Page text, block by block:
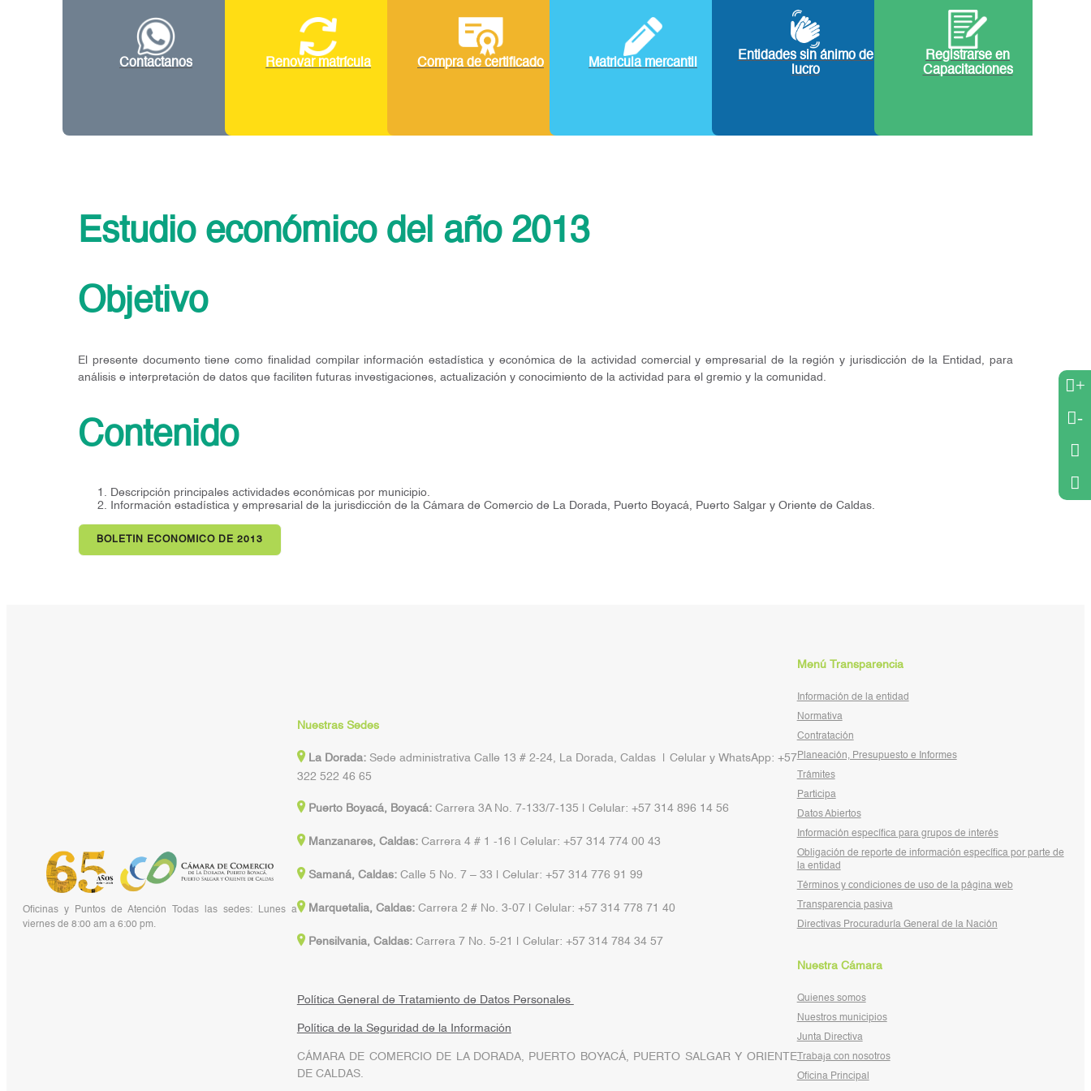
Contactanos Renovar matrícula Compra de certificado Matricula mercantil
Entidades sin ánimo de
lucro
Registrarse en
Capacitaciones
Estudio económico del año 2013
Objetivo
El presente documento tiene como finalidad compilar información estadística y económica de la actividad comercial y empresarial de la región y jurisdicción de la Entidad, para
análisis e interpretación de datos que faciliten futuras investigaciones, actualización y conocimiento de la actividad para el gremio y la comunidad.
Contenido
Descripción principales actividades económicas por municipio.
Información estadística y empresarial de la jurisdicción de la Cámara de Comercio de La Dorada, Puerto Boyacá, Puerto Salgar y Oriente de Caldas.
BOLETIN ECONOMICO DE 2013
+
-
Oficinas y Puntos de Atención Todas las sedes: Lunes a
viernes de 8:00 am a 6:00 pm.
Nuestras Sedes
La Dorada:Sede administrativa Calle 13 # 2-24, La Dorada, Caldas | Celular y WhatsApp: +57
322 522 46 65
Puerto Boyacá, Boyacá:Carrera 3A No. 7-133/7-135 | Celular: +57 314 896 14 56
Manzanares, Caldas:Carrera 4 # 1 -16 | Celular: +57 314 774 00 43
Samaná, Caldas: Calle 5 No. 7 – 33 | Celular: +57 314 776 91 99
Marquetalia, Caldas:Carrera 2 # No. 3-07 | Celular: +57 314 778 71 40
Pensilvania, Caldas:Carrera 7 No. 5-21 | Celular: +57 314 784 34 57
Política General de Tratamiento de Datos Personales
Política de la Seguridad de la Información
CÁMARA DE COMERCIO DE LA DORADA, PUERTO BOYACÁ, PUERTO SALGAR Y ORIENTE
DE CALDAS.
Menú Transparencia
Información de la entidad
Normativa
Contratación
Planeación, Presupuesto e Informes
Trámites
Participa
Datos Abiertos
Información específica para grupos de interés
Obligación de reporte de información específica por parte de
la entidad
Términos y condiciones de uso de la página web
Transparencia pasiva
Directivas Procuraduría General de la Nación
Nuestra Cámara
Quienes somos
Nuestros municipios
Junta Directiva
Trabaja con nosotros
Oficina Principal